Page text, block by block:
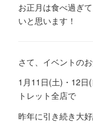
お正月は食べ過ぎ
いと思います！
さて、イベントの
1月11日(土)・12日
トレット全店で
昨年に引き続き大